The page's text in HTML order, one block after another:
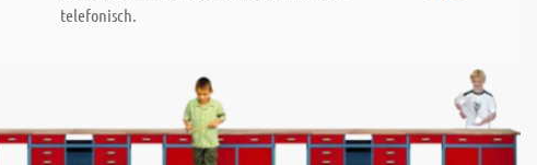
telefonisch.